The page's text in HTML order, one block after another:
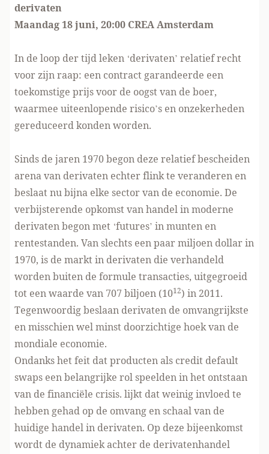
derivaten
Maandag 18 juni, 20:00 CREA Amsterdam
In de loop der tijd leken ‘derivaten’ relatief recht
voor zijn raap: een contract garandeerde een
toekomstige prijs voor de oogst van de boer,
waarmee uiteenlopende risico’s en onzekerheden
gereduceerd konden worden.
Sinds de jaren 1970 begon deze relatief bescheiden
arena van derivaten echter flink te veranderen en
beslaat nu bijna elke sector van de economie. De
verbijsterende opkomst van handel in moderne
derivaten begon met ‘futures’ in munten en
rentestanden. Van slechts een paar miljoen dollar in
1970, is de markt in derivaten die verhandeld
worden buiten de formule transacties, uitgegroeid
tot een waarde van 707 biljoen (1012) in 2011.
Tegenwoordig beslaan derivaten de omvangrijkste
en misschien wel minst doorzichtige hoek van de
mondiale economie.
Ondanks het feit dat producten als credit default
swaps een belangrijke rol speelden in het ontstaan
van de financiële crisis. lijkt dat weinig invloed te
hebben gehad op de omvang en schaal van de
huidige handel in derivaten. Op deze bijeenkomst
wordt de dynamiek achter de derivatenhandel